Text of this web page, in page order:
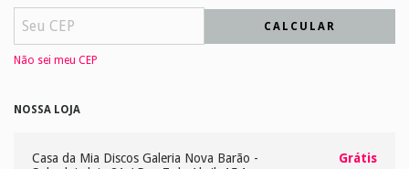
CALCULAR
Não sei meu CEP
NOSSA LOJA
Casa da Mia Discos Galeria Nova Barão -
Grátis